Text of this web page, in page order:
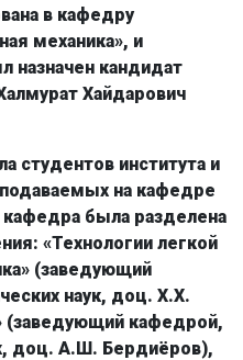
в кафедру
механика», и
кандидат
Хайдарович
студентов института и
на кафедре
была разделена
«Технологии легкой
(заведующий
наук, доц. Х.Х.
(заведующий кафедрой,
доц. А.Ш. Бердиёров),